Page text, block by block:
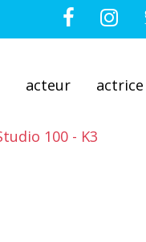
acteur actrice